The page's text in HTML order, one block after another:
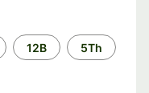
12B 5Th